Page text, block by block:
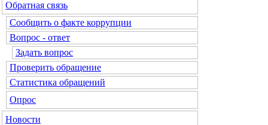
Обратная связь
Сообщить о факте коррупции
Вопрос - ответ
Задать вопрос
Проверить обращение
Статистика обращений
Опрос
Новости